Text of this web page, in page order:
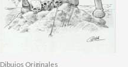
Dibujos Originales